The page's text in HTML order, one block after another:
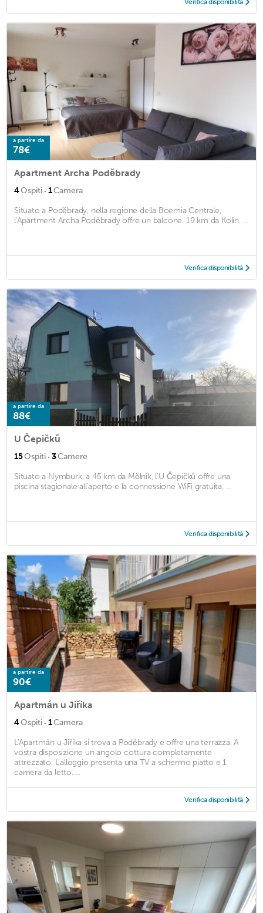
a partire da
78€
Apartment Archa Poděbrady
4Ospiti · 1Camera
Situato a Poděbrady, nella regione della Boemia Centrale,
l'Apartment Archa Poděbrady offre un balcone. 19 km da Kolín. ...
Verifica disponibilità
a partire da
88€
U Čepičků
15Ospiti · 3Camere
Situato a Nymburk, a 45 km da Mělník, l'U Čepičků offre una
piscina stagionale all'aperto e la connessione WiFi gratuita. ...
Verifica disponibilità
a partire da
90€
Apartmán u Jiříka
4Ospiti · 1Camera
L'Apartmán u Jiříka si trova a Poděbrady e offre una terrazza. A
vostra disposizione un angolo cottura completamente
attrezzato. L'alloggio presenta una TV a schermo piatto e 1
camera da letto. ...
Verifica disponibilità